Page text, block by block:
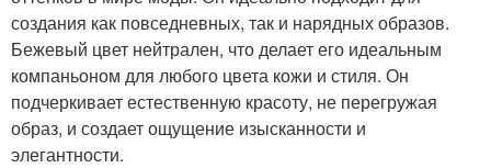
создания как повседневных, так и нарядных образов.
Бежевый цвет нейтрален, что делает его идеальным
компаньоном для любого цвета кожи и стиля. Он
подчеркивает естественную красоту, не перегружая
образ, и создает ощущение изысканности и
элегантности.